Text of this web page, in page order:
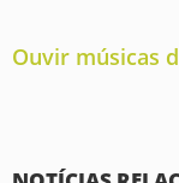
Ouvir músicas